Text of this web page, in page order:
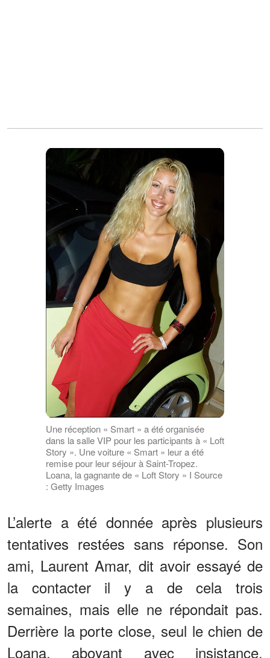
Une réception « Smart » a été organisée
dans la salle VIP pour les participants à « Loft
Story ». Une voiture « Smart » leur a été
remise pour leur séjour à Saint-Tropez.
Loana, la gagnante de « Loft Story » I Source
: Getty Images
L’alerte a été donnée après plusieurs
tentatives restées sans réponse. Son
ami, Laurent Amar, dit avoir essayé de
la contacter il y a de cela trois
semaines, mais elle ne répondait pas.
Derrière la porte close, seul le chien de
Loana, aboyant avec insistance,